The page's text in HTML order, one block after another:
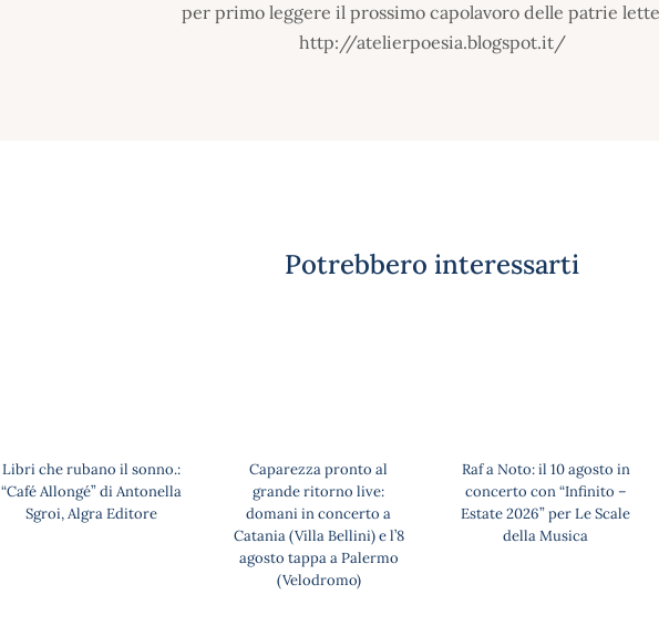
per primo leggere il prossimo capolavoro delle patrie
http://atelierpoesia.blogspot.it/
Potrebbero interessarti
Libri che rubano il sonno.:
“Café Allongé” di Antonella
Sgroi, Algra Editore
Caparezza pronto al
grande ritorno live:
domani in concerto a
Catania (Villa Bellini) e l’8
agosto tappa a Palermo
(Velodromo)
Raf a Noto: il 10 agosto in
concerto con “Infinito –
Estate 2026” per Le Scale
della Musica